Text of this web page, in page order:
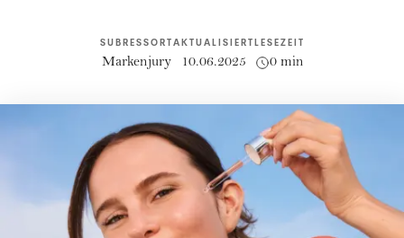
SUBRESSORT
Markenjury
AKTUALISIERT
10.06.2025
LESEZEIT
0 min